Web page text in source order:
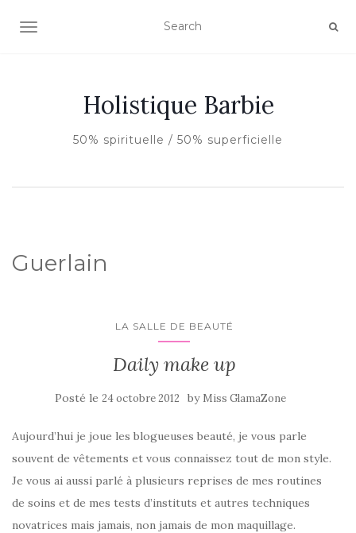
AFFICHER/MASQUER LA NAVIGATION
Holistique Barbie
50% spirituelle / 50% superficielle
Guerlain
LA SALLE DE BEAUTÉ
Daily make up
Posté le 24 octobre 2012 by Miss GlamaZone
Aujourd’hui je joue les blogueuses beauté, je vous parle
souvent de vêtements et vous connaissez tout de mon style.
Je vous ai aussi parlé à plusieurs reprises de mes routines
de soins et de mes tests d’instituts et autres techniques
novatrices mais jamais, non jamais de mon maquillage.